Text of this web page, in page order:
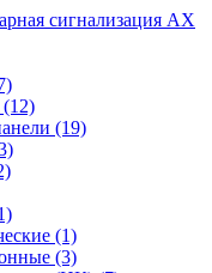
сигнализация AX
(12)
(19)
(1)
(3)